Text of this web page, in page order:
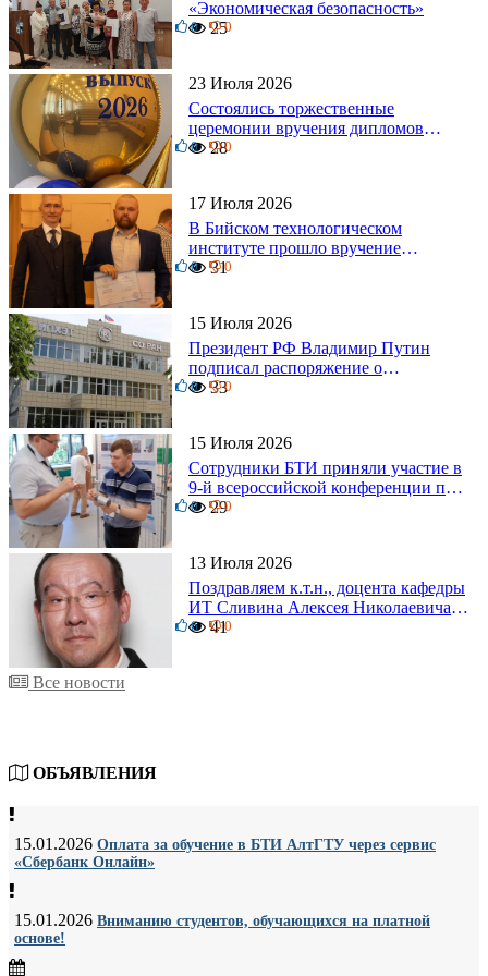
«Экономическая безопасность»
0 0
25
23 Июля 2026
Состоялись торжественные
церемонии вручения дипломов
выпускникам БТИ
0 0
28
17 Июля 2026
В Бийском технологическом
институте прошло вручение
дипломов
0 0
31
15 Июля 2026
Президент РФ Владимир Путин
подписал распоряжение о
поощрении граждан и трудовых
0 0
33
15 Июля 2026
Сотрудники БТИ приняли участие в
9-й всероссийской конференции по
задачам со свободными границами
0 0
29
13 Июля 2026
Поздравляем к.т.н., доцента кафедры
ИТ Сливина Алексея Николаевича с
юбилеем!
6 0
41
Все новости
ОБЪЯВЛЕНИЯ
15.01.2026 Оплата за обучение в БТИ АлтГТУ через сервис
«Сбербанк Онлайн»
15.01.2026 Вниманию студентов, обучающихся на платной
основе!